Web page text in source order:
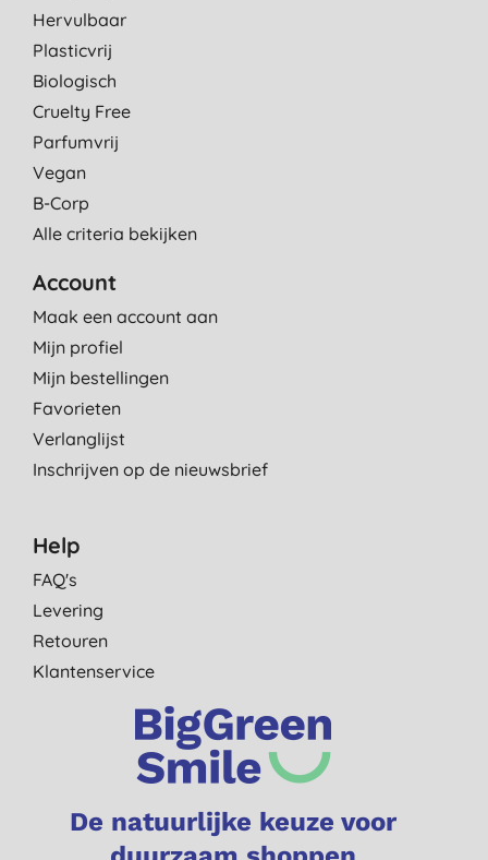
Hervulbaar
Plasticvrij
Biologisch
Cruelty Free
Parfumvrij
Vegan
B-Corp
Alle criteria bekijken
Account
Maak een account aan
Mijn profiel
Mijn bestellingen
Favorieten
Verlanglijst
Inschrijven op de nieuwsbrief
Help
FAQ's
Levering
Retouren
Klantenservice
De natuurlijke keuze voor